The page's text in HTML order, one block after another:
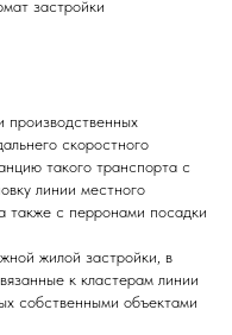
застройки
производственных
скоростного
такого транспорта с
линии местного
также с перронами посадки
жилой застройки, в
к кластерам линии
собственными объектами